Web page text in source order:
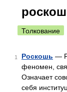
Толкование
1 Роскошь —
феномен,
Означает
себя